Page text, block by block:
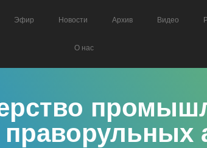
Эфир Новости Архив Видео
О нас
праворульных